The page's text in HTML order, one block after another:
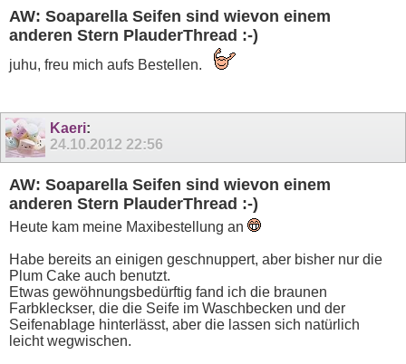
AW: Soaparella Seifen sind wievon einem
anderen Stern PlauderThread :-)
juhu, freu mich aufs Bestellen.
Kaeri:
24.10.2012 22:56
AW: Soaparella Seifen sind wievon einem
anderen Stern PlauderThread :-)
Heute kam meine Maxibestellung an
Habe bereits an einigen geschnuppert, aber bisher nur die
Plum Cake auch benutzt.
Etwas gewöhnungsbedürftig fand ich die braunen
Farbkleckser, die die Seife im Waschbecken und der
Seifenablage hinterlässt, aber die lassen sich natürlich
leicht wegwischen.